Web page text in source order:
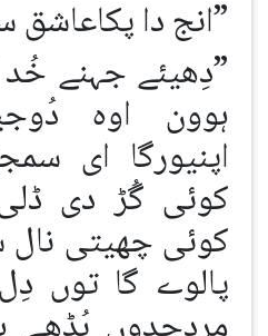
”انج دا پکاعاشق
”دِھیئے جہنے خُد
ہوون اوہ
اپنیورگا ای
کوئی گُڑ دی
کوئی چھیتی
پالوے گا توں